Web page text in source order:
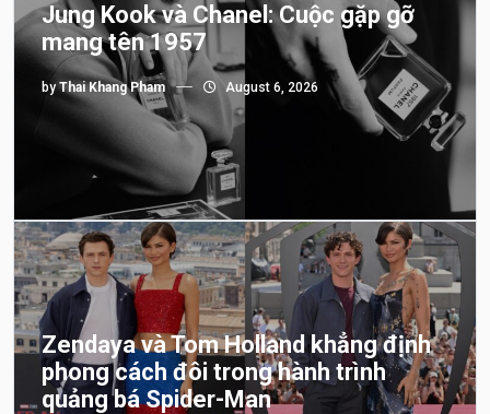
Jung Kook và Chanel: Cuộc gặp gỡ
mang tên 1957
byThai Khang Pham August 6, 2026
Zendaya và Tom Holland khẳng định
phong cách đôi trong hành trình
quảng bá Spider-Man